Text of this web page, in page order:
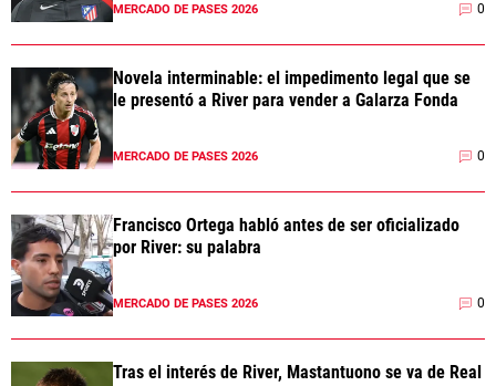
MERCADO DE PASES 2026 0
Novela interminable: el impedimento legal que se
le presentó a River para vender a Galarza Fonda
MERCADO DE PASES 2026 0
Francisco Ortega habló antes de ser oficializado
por River: su palabra
MERCADO DE PASES 2026 0
Tras el interés de River, Mastantuono se va de Real